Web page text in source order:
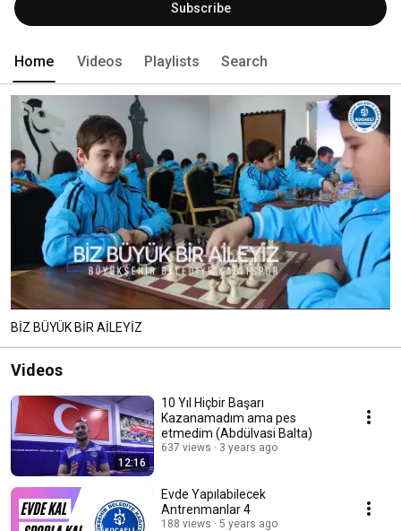
Subscribe
Home Videos Playlists Search
BİZ BÜYÜK BİR AİLEYİZ
Videos
12:16
10 Yıl Hiçbir Başarı
Kazanamadım ama pes
etmedim (Abdülvasi Balta)
637 views 3 years ago
Evde Yapılabilecek
Antrenmanlar 4
188 views 5 years ago